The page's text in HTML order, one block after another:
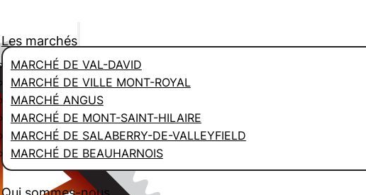
Les marchés
MARCHÉ DE VAL-DAVID
MARCHÉ DE VILLE MONT-ROYAL
MARCHÉ ANGUS
MARCHÉ DE MONT-SAINT-HILAIRE
MARCHÉ DE SALABERRY-DE-VALLEYFIELD
MARCHÉ DE BEAUHARNOIS